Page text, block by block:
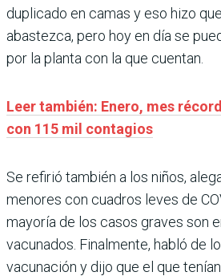
duplicado en camas y eso hizo
abastezca, pero hoy en día se
por la planta con la que cuentan.
Leer también: Enero, mes
con 115 mil contagios
Se refirió también a los niños,
menores con cuadros leves de
mayoría de los casos graves son
vacunados. Finalmente, habló de
vacunación y dijo que el que